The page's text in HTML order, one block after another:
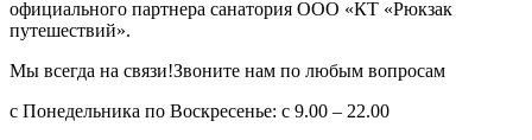
официального партнера санатория ООО «КТ «Рюкзак
путешествий».
Мы всегда на связи!Звоните нам по любым вопросам
с Понедельника по Воскресенье: с 9.00 – 22.00